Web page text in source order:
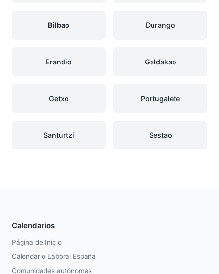
Bilbao Durango
Erandio Galdakao
Getxo Portugalete
Santurtzi Sestao
Calendarios
Página de Inicio
Calendario Laboral España
Comunidades autónomas